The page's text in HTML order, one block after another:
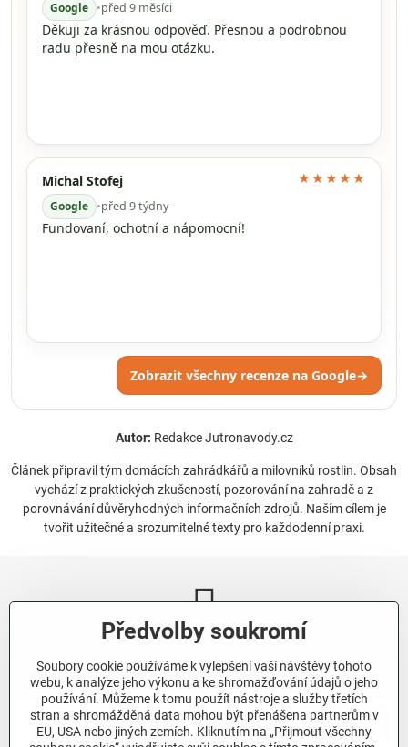
Google •před 9 měsíci
Děkuji za krásnou odpověď. Přesnou a podrobnou
radu přesně na mou otázku.
Michal Stofej
Google •před 9 týdny
★★★★★
Fundovaní, ochotní a nápomocní!
Zobrazit všechny recenze na Google→
Autor: Redakce Jutronavody.cz
Článek připravil tým domácích zahrádkářů a milovníků rostlin. Obsah
vychází z praktických zkušeností, pozorování na zahradě a z
porovnávání důvěryhodných informačních zdrojů. Naším cílem je
tvořit užitečné a srozumitelné texty pro každodenní praxi.
Newsletter
Odebírat naše novinky:
Odebírat
Předvolby soukromí
Soubory cookie používáme k vylepšení vaší návštěvy tohoto
webu, k analýze jeho výkonu a ke shromažďování údajů o jeho
používání. Můžeme k tomu použít nástroje a služby třetích
stran a shromážděná data mohou být přenášena partnerům v
EU, USA nebo jiných zemích. Kliknutím na „Přijmout všechny